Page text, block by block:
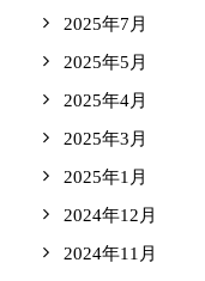
2025年7月
2025年5月
2025年4月
2025年3月
2025年1月
2024年12月
2024年11月